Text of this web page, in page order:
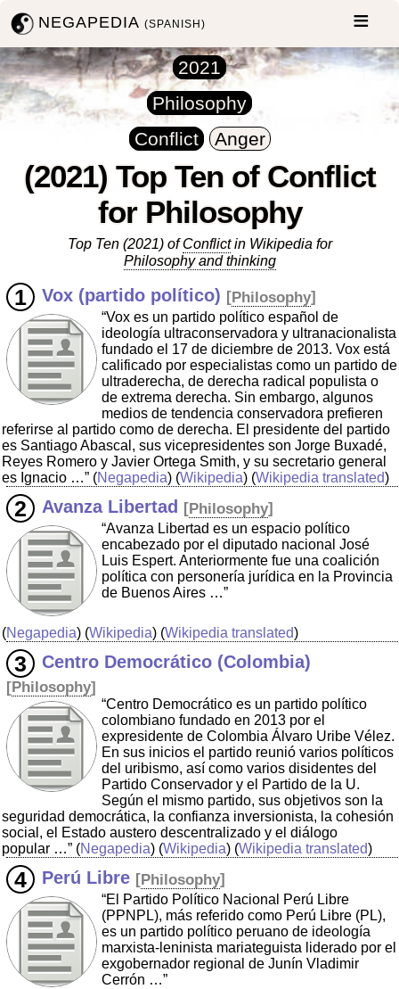
NEGAPEDIA(SPANISH)
2021
Philosophy
Conflict
Anger
(2021) Top Ten of Conflict
for Philosophy
Top Ten (2021) ofConflictin Wikipedia for
Philosophy and thinking
Vox (partido político) [Philosophy]
“Vox es un partido político español de
ideología ultraconservadora y ultranacionalista
fundado el 17 de diciembre de 2013. Vox está
calificado por especialistas como un partido de
ultraderecha, de derecha radical populista o
de extrema derecha. Sin embargo, algunos
medios de tendencia conservadora prefieren
referirse al partido como de derecha. El presidente del partido
es Santiago Abascal, sus vicepresidentes son Jorge Buxadé,
Reyes Romero y Javier Ortega Smith, y su secretario general
es Ignacio …” (Negapedia) (Wikipedia) (Wikipedia translated)
Avanza Libertad [Philosophy]
“Avanza Libertad es un espacio político
encabezado por el diputado nacional José
Luis Espert. Anteriormente fue una coalición
política con personería jurídica en la Provincia
de Buenos Aires …”
(Negapedia) (Wikipedia) (Wikipedia translated)
Centro Democrático (Colombia)
[Philosophy]
“Centro Democrático es un partido político
colombiano fundado en 2013 por el
expresidente de Colombia Álvaro Uribe Vélez.
En sus inicios el partido reunió varios políticos
del uribismo, así como varios disidentes del
Partido Conservador y el Partido de la U.
Según el mismo partido, sus objetivos son la
seguridad democrática, la confianza inversionista, la cohesión
social, el Estado austero descentralizado y el diálogo
popular …” (Negapedia) (Wikipedia) (Wikipedia translated)
Perú Libre [Philosophy]
“El Partido Político Nacional Perú Libre
(PPNPL), más referido como Perú Libre (PL),
es un partido político peruano de ideología
marxista-leninista mariateguista liderado por el
exgobernador regional de Junín Vladimir
Cerrón …”